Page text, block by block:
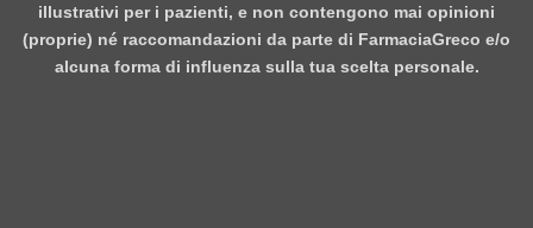
illustrativi per i pazienti, e non contengono mai opinioni
(proprie) né raccomandazioni da parte di FarmaciaGreco e/o
alcuna forma di influenza sulla tua scelta personale.